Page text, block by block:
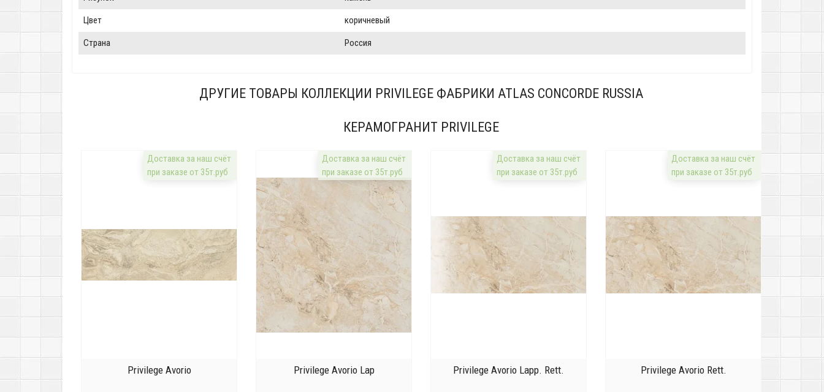
Цвет коричневый
Страна Россия
ДРУГИЕ ТОВАРЫ КОЛЛЕКЦИИ PRIVILEGE ФАБРИКИ ATLAS CONCORDE RUSSIA
КЕРАМОГРАНИТ PRIVILEGE
Доставка за наш счёт
при заказе от 35т.руб
Privilege Avorio
Доставка за наш счёт
при заказе от 35т.руб
Privilege Avorio Lap
Доставка за наш счёт
при заказе от 35т.руб
Privilege Avorio Lapp. Rett.
Доставка за наш счёт
при заказе от 35т.руб
Privilege Avorio Rett.